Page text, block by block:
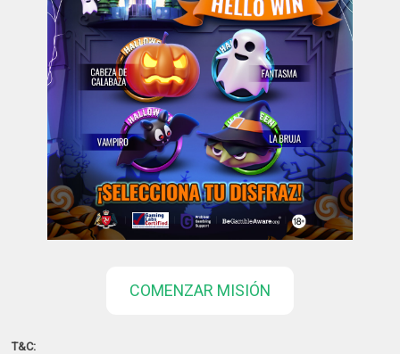
COMENZAR MISIÓN
T&C: